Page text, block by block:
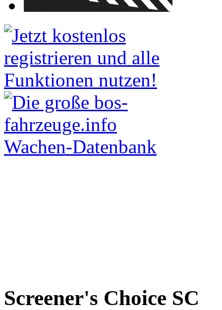
Screener's Choice SC